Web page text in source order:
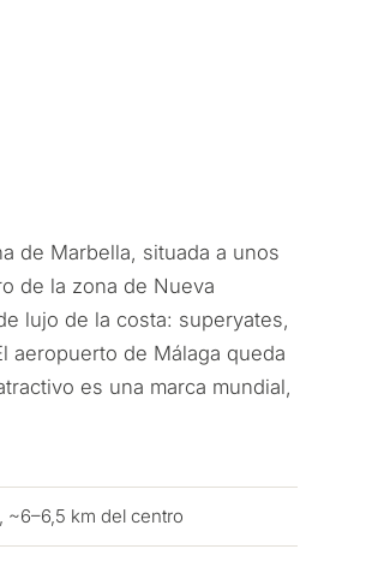
de Marbella, situada a unos
de la zona de Nueva
lujo de la costa: superyates,
aeropuerto de Málaga queda
es una marca mundial,
~6–6,5 km del centro